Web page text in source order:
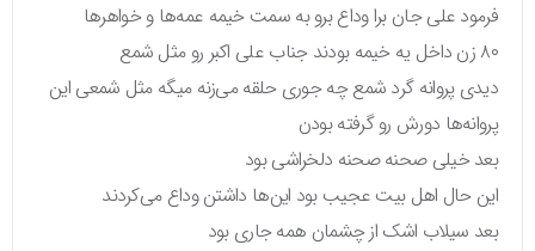
فرمود علی جان برا وداع برو به سمت خیمه عمه‌ها و خواهرها
۸۰ زن داخل یه خیمه بودند جناب علی اکبر رو مثل شمع
دیدی پروانه گرد شمع چه جوری حلقه می‌زنه میگه مثل شمعی این
پروانه‌ها دورش رو گرفته بودن
بعد خیلی صحنه صحنه دلخراشی بود
این حال اهل بیت عجیب بود این‌ها داشتن وداع می‌کردند
بعد سیلاب اشک از چشمان همه جاری بود